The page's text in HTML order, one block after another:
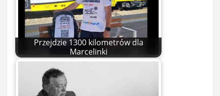
Przejdzie 1300 kilometrów dla
Marcelinki